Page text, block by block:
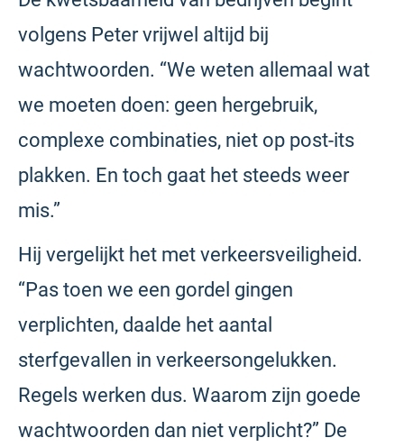
volgens Peter vrijwel altijd bij
wachtwoorden. “We weten allemaal wat
we moeten doen: geen hergebruik,
complexe combinaties, niet op post-its
plakken. En toch gaat het steeds weer
mis.”
Hij vergelijkt het met verkeersveiligheid.
“Pas toen we een gordel gingen
verplichten, daalde het aantal
sterfgevallen in verkeersongelukken.
Regels werken dus. Waarom zijn goede
wachtwoorden dan niet verplicht?” De